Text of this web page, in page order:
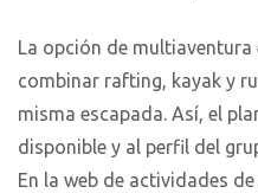
La opción de
combinar rafting, kayak y
misma escapada. Así, el
disponible y al perfil del
En la web de actividades